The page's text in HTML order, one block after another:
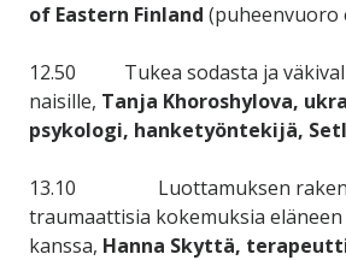
of Eastern Finland (puheenvuoro
12.50 Tukea sodasta ja
naisille, Tanja Khoroshylova,
psykologi, hanketyöntekijä,
13.10 Luottamuksen
traumaattisia kokemuksia eläneen
kanssa, Hanna Skyttä,